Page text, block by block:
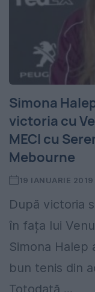
Simona
victoria cu
MECI cu
Mebourne
19 IANUARIE 2019
După victoria
în fața lui
Simona Halep
bun tenis din